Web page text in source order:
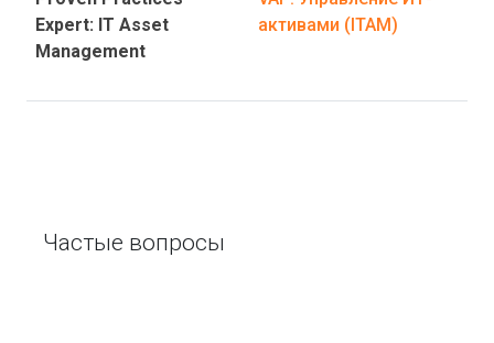
Expert: IT Asset
Management
активами (ITAM)
Частые вопросы